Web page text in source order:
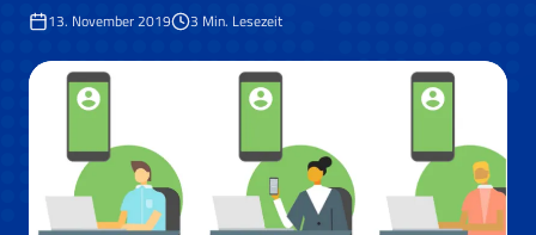
13. November 2019 3 Min. Lesezeit